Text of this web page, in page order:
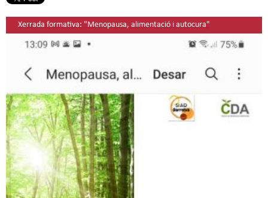
Xerrada formativa: "Menopausa, alimentació i autocura"